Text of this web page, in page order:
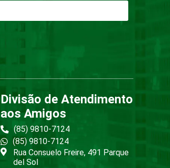
Divisão de Atendimento
aos Amigos
(85) 9810-7124
(85) 9810-7124
Rua Consuelo Freire, 491 Parque
del Sol